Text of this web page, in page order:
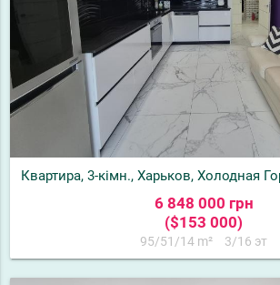
Квартира, 3-кімн., Харьков, Холодная
6 848 000 грн
($153 000)
95/51/14 m² 3/16 эт